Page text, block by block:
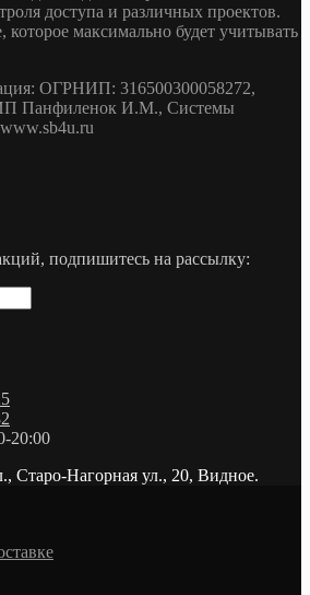
доступа и различных проектов.
максимально будет учитывать
ОГРНИП: 316500300058272,
Панфиленок И.М., Системы
подпишитесь на рассылку:
20:00
Старо-Нагорная ул., 20, Видное.